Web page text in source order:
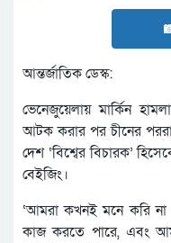
আন্তর্জাতিক ডেস্ক:
ভেনেজুয়েলায় মার্কিন
আটক করার পর চীনের
দেশ ‘বিশ্বের বিচারক’
বেইজিং।
‘আমরা কখনই মনে করি না
কাজ করতে পারে, এবং